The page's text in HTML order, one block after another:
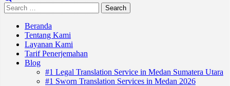
Search
for:
Beranda
Tentang Kami
Layanan Kami
Tarif Penerjemahan
Blog
#1 Legal Translation Service in Medan Sumatera Utara
#1 Sworn Translation Services in Medan 2026